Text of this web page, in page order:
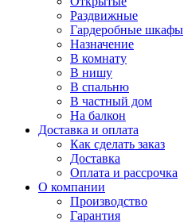
Раздвижные
Гардеробные шкафы
Назначение
В комнату
В нишу
В спальню
В частный дом
На балкон
Доставка и оплата
Как сделать заказ
Доставка
Оплата и рассрочка
О компании
Производство
Гарантия